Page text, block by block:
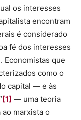
os interesses
encontram
é considerado
fé dos interesses
Economistas que
como o
capital — e às
[1] — uma teoria
marxista o